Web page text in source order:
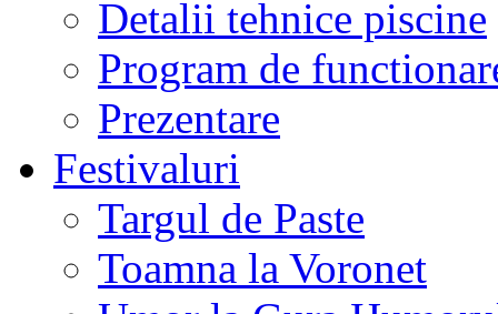
Detalii tehnice piscine
Program de
Prezentare
Festivaluri
Targul de Paste
Toamna la Voronet